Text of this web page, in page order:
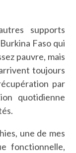
supports
Faso qui
pauvre, mais
toujours
par
quotidienne
une de mes
fonctionnelle,